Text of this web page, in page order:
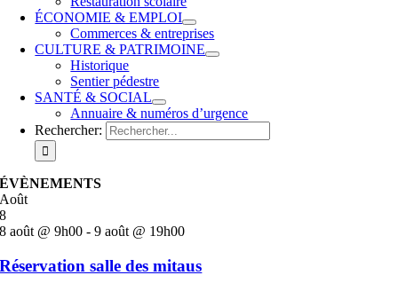
ÉCONOMIE & EMPLOI
Commerces & entreprises
CULTURE & PATRIMOINE
Historique
Sentier pédestre
SANTÉ & SOCIAL
Annuaire & numéros d’urgence
Rechercher:
ÉVÈNEMENTS
Août
8
8 août @ 9h00 -9 août @ 19h00
Réservation salle des mitaus